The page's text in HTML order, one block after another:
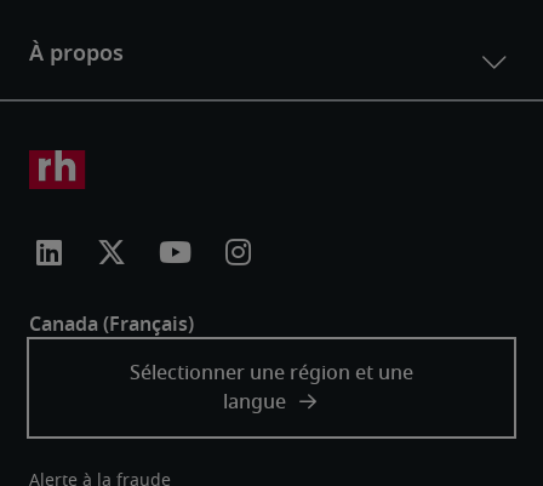
Alerte à la fraude